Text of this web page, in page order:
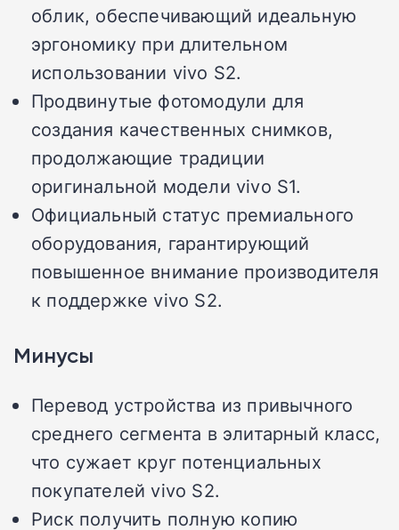
облик, обеспечивающий идеальную
эргономику при длительном
использовании vivo S2.
Продвинутые фотомодули для
создания качественных снимков,
продолжающие традиции
оригинальной модели vivo S1.
Официальный статус премиального
оборудования, гарантирующий
повышенное внимание производителя
к поддержке vivo S2.
Минусы
Перевод устройства из привычного
среднего сегмента в элитарный класс,
что сужает круг потенциальных
покупателей vivo S2.
Риск получить полную копию